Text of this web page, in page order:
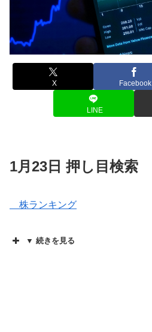
X Facebook
LINE
1月23日 押し目検索
株ランキング
▼ 続きを見る